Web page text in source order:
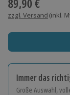
zzgl. Versand (inkl.
Immer das
Große Auswahl,